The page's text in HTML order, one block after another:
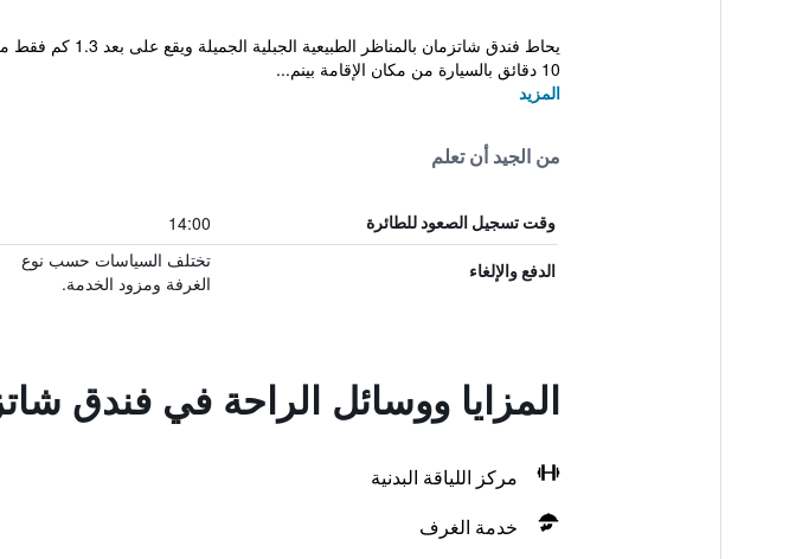
يحاط فندق
10 دقائق بالسيارة من مكان الإقامة بينم...
المزيد
من الجيد أن تعلم
وقت تسجيل الصعود للطائرة 14:00
الدفع والإلغاء
تختلف السياسات حسب نوع
الغرفة ومزود الخدمة.
المزايا ووسائل الراحة في فندق
مركز اللياقة البدنية
خدمة الغرف